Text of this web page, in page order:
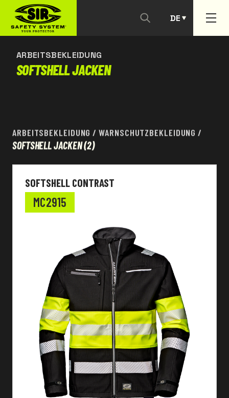
DE
PT
ARBEITSBEKLEIDUNG
SOFTSHELL JACKEN
ARBEITSBEKLEIDUNG / WARNSCHUTZBEKLEIDUNG /
SOFTSHELL JACKEN(2)
SOFTSHELL CONTRAST
MC2915
KONTAKTIEREN SIE UNS